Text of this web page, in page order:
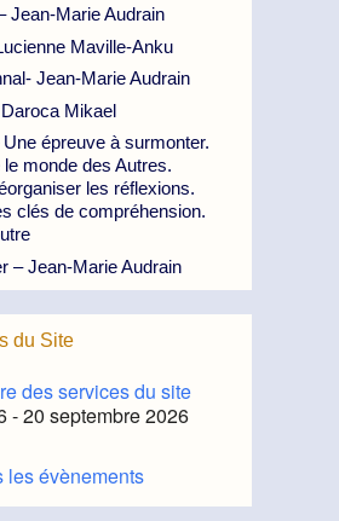
Jean-Marie Audrain
Maville-Anku
Jean-Marie Audrain
Mikael
épreuve à surmonter.
monde des Autres.
les réflexions.
clés de compréhension.
– Jean-Marie Audrain
du Site
des services du site
- 20 septembre 2026
les évènements